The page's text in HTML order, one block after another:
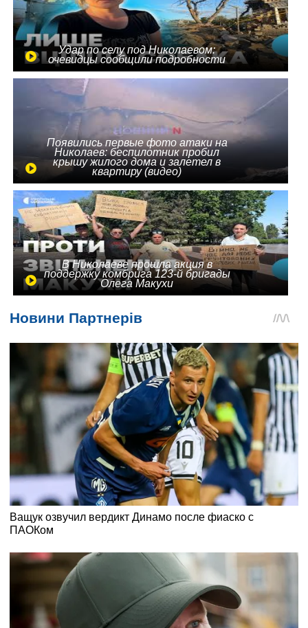
Удар по селу под Николаевом:
очевидцы сообщили подробности
Появились первые фото атаки на
Николаев: беспилотник пробил
крышу жилого дома и залетел в
квартиру (видео)
В Николаеве прошла акция в
поддержку комбрига 123-й бригады
Олега Макухи